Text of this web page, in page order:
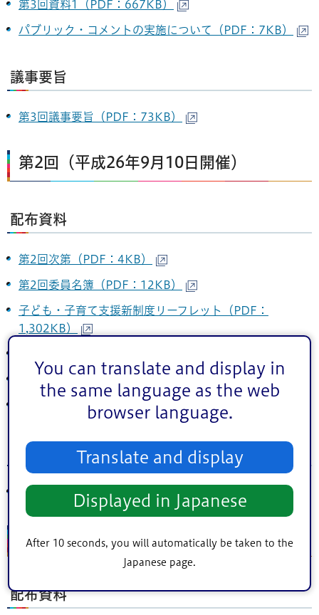
You can translate and display in
the same language as the web
browser language.
Translate and display
Displayed in Japanese
After 10 seconds, you will automatically be taken to the
Japanese page.
第3回資料1（PDF：667KB）
パブリック・コメントの実施について（PDF：7KB）
議事要旨
第3回議事要旨（PDF：73KB）
第2回（平成26年9月10日開催）
配布資料
第2回次第（PDF：4KB）
第2回委員名簿（PDF：12KB）
子ども・子育て支援新制度リーフレット（PDF：
1,302KB）
第2回資料3（PDF：14KB）
議事要旨
第2回議事要旨（PDF：46KB）
第1回（平成26年5月20日開催）
配布資料